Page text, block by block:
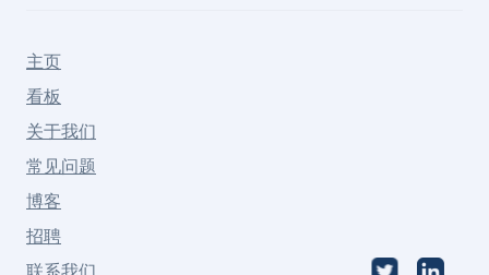
主页
看板
关于我们
常见问题
博客
招聘
联系我们